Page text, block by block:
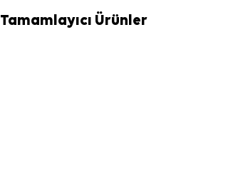
Tamamlayıcı Ürünler